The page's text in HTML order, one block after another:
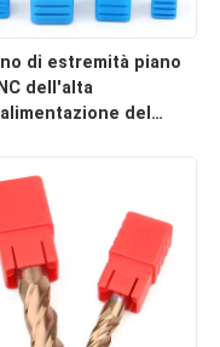
di estremità piano
dell'alta
del